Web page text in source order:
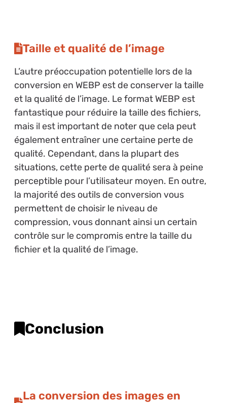
Taille et qualité de l’image
L’autre préoccupation potentielle lors de la
conversion en WEBP est de conserver la taille
et la qualité de l’image. Le format WEBP est
fantastique pour réduire la taille des fichiers,
mais il est important de noter que cela peut
également entraîner une certaine perte de
qualité. Cependant, dans la plupart des
situations, cette perte de qualité sera à peine
perceptible pour l’utilisateur moyen. En outre,
la majorité des outils de conversion vous
permettent de choisir le niveau de
compression, vous donnant ainsi un certain
contrôle sur le compromis entre la taille du
fichier et la qualité de l’image.
Conclusion
La conversion des images en